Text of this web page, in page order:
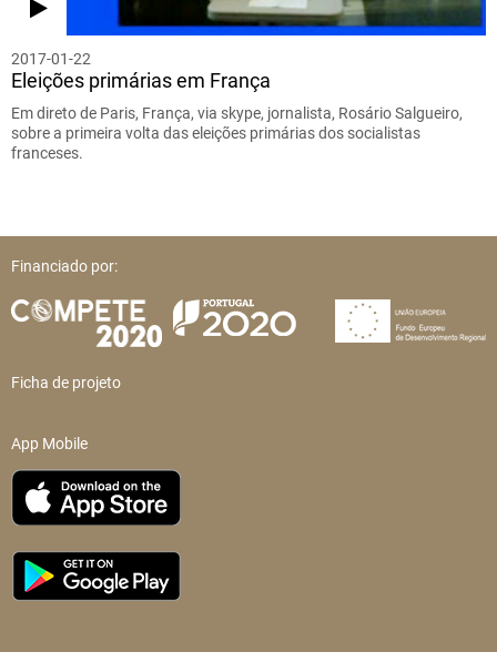
2017-01-22
Eleições primárias em França
Em direto de Paris, França, via skype, jornalista, Rosário Salgueiro,
sobre a primeira volta das eleições primárias dos socialistas
franceses.
Financiado por:
Ficha de projeto
App Mobile